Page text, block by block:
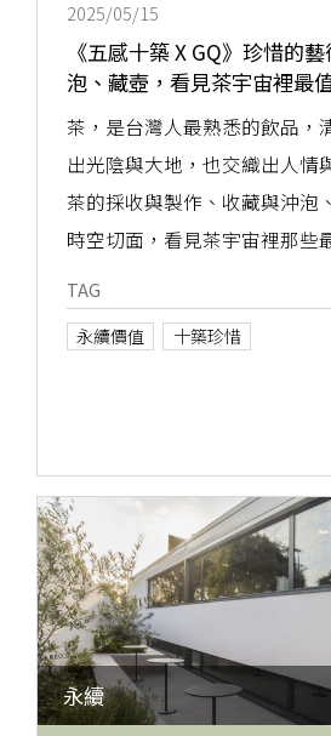
2025/05/15
《五感十築 X GQ》珍惜的
泡、藏壺，看見茶宇宙裡最
茶，是台灣人最熟悉的飲品，
出光陰與大地，也交織出人情
茶的採收與製作、收藏與沖泡
時空切面，看見茶宇宙裡那些
TAG
永續價值
十築珍惜
永續